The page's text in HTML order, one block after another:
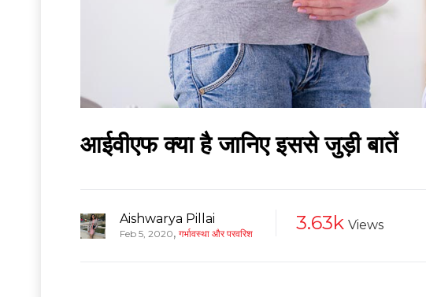
आईवीएफ क्या है जानिए इससे जुड़ी बातें
Aishwarya Pillai
Feb 5, 2020, गर्भावस्था और परवरिश 3.63k Views